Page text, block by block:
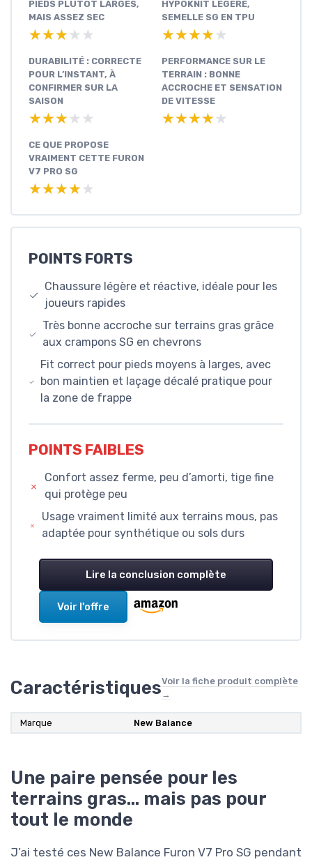
PIEDS PLUTÔT LARGES,
MAIS ASSEZ SEC
★★★★★
★★★★★
HYPOKNIT LÉGÈRE,
SEMELLE SG EN TPU
★★★★★
★★★★★
DURABILITÉ : CORRECTE
POUR L’INSTANT, À
CONFIRMER SUR LA
SAISON
★★★★★
★★★★★
PERFORMANCE SUR LE
TERRAIN : BONNE
ACCROCHE ET SENSATION
DE VITESSE
★★★★★
★★★★★
CE QUE PROPOSE
VRAIMENT CETTE FURON
V7 PRO SG
★★★★★
★★★★★
POINTS FORTS
Chaussure légère et réactive, idéale pour les
joueurs rapides
Très bonne accroche sur terrains gras grâce
aux crampons SG en chevrons
Fit correct pour pieds moyens à larges, avec
bon maintien et laçage décalé pratique pour
la zone de frappe
POINTS FAIBLES
Confort assez ferme, peu d’amorti, tige fine
qui protège peu
Usage vraiment limité aux terrains mous, pas
adaptée pour synthétique ou sols durs
Lire la conclusion complète
Voir l'offre
CaractéristiquesVoir la fiche produit complète
→
Marque New Balance
Une paire pensée pour les
terrains gras… mais pas pour
tout le monde
J’ai testé ces New Balance Furon V7 Pro SG pendant